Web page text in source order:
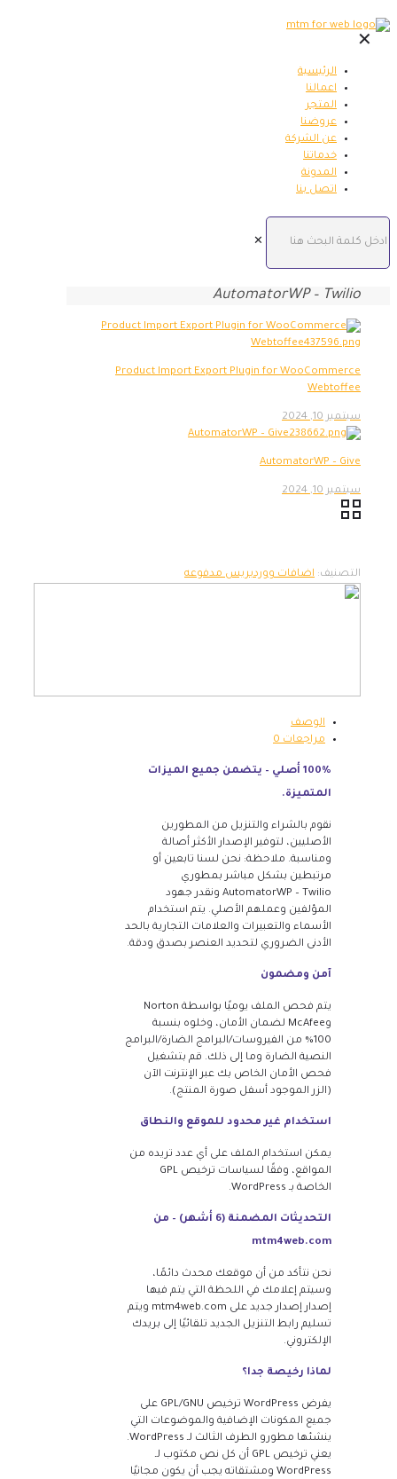
✕
الرئيسية
اعمالنا
المتجر
عروضنا
عن الشركة
خدماتنا
المدونة
اتصل بنا
✕
AutomatorWP – Twilio
Product Import Export Plugin for WooCommerce
Webtoffee
سبتمبر 10, 2024
AutomatorWP – Give
سبتمبر 10, 2024
التصنيف: اضافات ووردبريس مدفوعه
الوصف
مراجعات0
100% أصلي – يتضمن جميع الميزات
المتميزة.
نقوم بالشراء والتنزيل من المطورين
الأصليين، لتوفير الإصدار الأكثر أصالة
ومناسبة. ملاحظة: نحن لسنا تابعين أو
مرتبطين بشكل مباشر بمطوري
AutomatorWP – Twilio ونقدر جهود
المؤلفين وعملهم الأصلي. يتم استخدام
الأسماء والتعبيرات والعلامات التجارية بالحد
الأدنى الضروري لتحديد العنصر بصدق ودقة.
آمن ومضمون
يتم فحص الملف يوميًا بواسطة Norton
وMcAfee لضمان الأمان، وخلوه بنسبة
100% من الفيروسات/البرامج الضارة/البرامج
النصية الضارة وما إلى ذلك. قم بتشغيل
فحص الأمان الخاص بك عبر الإنترنت الآن
(الزر الموجود أسفل صورة المنتج).
استخدام غير محدود للموقع والنطاق
يمكن استخدام الملف على أي عدد تريده من
المواقع، وفقًا لسياسات ترخيص GPL
الخاصة بـ WordPress.
التحديثات المضمنة (6 أشهر) – من
mtm4web.com
نحن نتأكد من أن موقعك محدث دائمًا،
وسيتم إعلامك في اللحظة التي يتم فيها
إصدار إصدار جديد على mtm4web.com ويتم
تسليم رابط التنزيل الجديد تلقائيًا إلى بريدك
الإلكتروني.
لماذا رخيصة جدا؟
يفرض WordPress ترخيص GPL/GNU على
جميع المكونات الإضافية والموضوعات التي
ينشئها مطورو الطرف الثالث لـ WordPress.
يعني ترخيص GPL أن كل نص مكتوب لـ
WordPress ومشتقاته يجب أن يكون مجانيًا